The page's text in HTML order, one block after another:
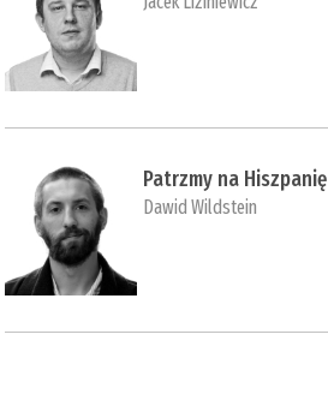
Patrzmy na Hiszpanię
Dawid Wildstein